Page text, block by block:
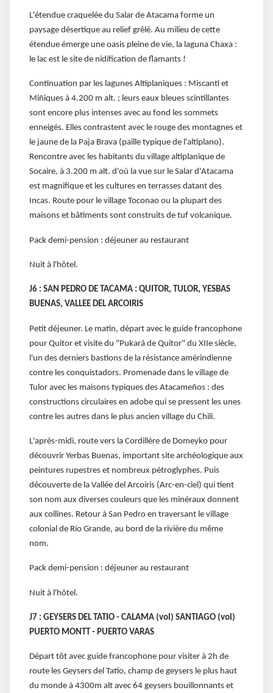
L'étendue craquelée du Salar de Atacama forme un
paysage désertique au relief grêlé. Au milieu de cette
étendue émerge une oasis pleine de vie, la laguna Chaxa :
le lac est le site de nidification de flamants !
Continuation par les lagunes Altiplaniques : Miscanti et
Miñiques à 4.200 m alt. ; leurs eaux bleues scintillantes
sont encore plus intenses avec au fond les sommets
enneigés. Elles contrastent avec le rouge des montagnes et
le jaune de la Paja Brava (paille typique de l'altiplano).
Rencontre avec les habitants du village altiplanique de
Socaire, à 3.200 m alt. d'où la vue sur le Salar d'Atacama
est magnifique et les cultures en terrasses datant des
Incas. Route pour le village Toconao ou la plupart des
maisons et bâtiments sont construits de tuf volcanique.
Pack demi-pension : déjeuner au restaurant
Nuit à l'hôtel.
J6 : SAN PEDRO DE TACAMA : QUITOR, TULOR, YESBAS
BUENAS, VALLEE DEL ARCOIRIS
Petit déjeuner. Le matin, départ avec le guide francophone
pour Quitor et visite du "Pukará de Quitor" du XIIe siècle,
l'un des derniers bastions de la résistance amérindienne
contre les conquistadors. Promenade dans le village de
Tulor avec les maisons typiques des Atacameños : des
constructions circulaires en adobe qui se pressent les unes
contre les autres dans le plus ancien village du Chili.
L'après-midi, route vers la Cordillère de Domeyko pour
découvrir Yerbas Buenas, important site archéologique aux
peintures rupestres et nombreux pétroglyphes. Puis
découverte de la Vallée del Arcoiris (Arc-en-ciel) qui tient
son nom aux diverses couleurs que les minéraux donnent
aux collines. Retour à San Pedro en traversant le village
colonial de Río Grande, au bord de la rivière du même
nom.
Pack demi-pension : déjeuner au restaurant
Nuit à l'hôtel.
J7 : GEYSERS DEL TATIO - CALAMA (vol) SANTIAGO (vol)
PUERTO MONTT - PUERTO VARAS
Départ tôt avec guide francophone pour visiter à 2h de
route les Geysers del Tatio, champ de geysers le plus haut
du monde à 4300m alt avec 64 geysers bouillonnants et